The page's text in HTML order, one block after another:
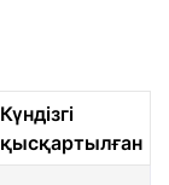
Күндізгі
қысқартылған